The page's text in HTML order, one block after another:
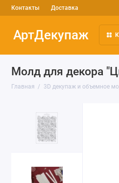
Контакты Доставка
АртДекупаж
Молд для декора
Главная 3D декупаж и объемное